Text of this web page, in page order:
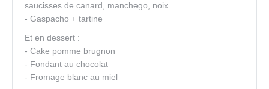
saucisses de canard, manchego, noix....
- Gaspacho + tartine
Et en dessert :
- Cake pomme brugnon
- Fondant au chocolat
- Fromage blanc au miel